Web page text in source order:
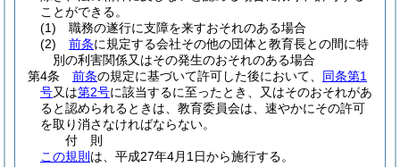
ことができる。
(1)
職務の遂行に支障を来すおそれのある場合
(2)
前条に規定する会社その他の団体と教育長との間に特
別の利害関係又はその発生のおそれのある場合
第4条
前条の規定に基づいて許可した後において、 同条第1
号又は第2号に該当するに至ったとき、又はそのおそれがあ
ると認められるときは、教育委員会は、速やかにその許可
を取り消さなければならない。
付 則
この規則 は、平成27年4月1日から施行する。